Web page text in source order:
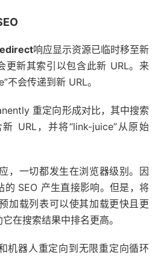
响应显示资源已临时移至新
更新其索引以包含此新 URL。来
不会传递到新 URL。
重定向形成对比，其中搜索
URL，并将“link-juice”从原始
，一切都发生在浏览器级别。因
的 SEO 产生直接影响。但是，将
加载列表可以使其加载更快且更
在搜索结果中排名更高。
机器人重定向到无限重定向循环